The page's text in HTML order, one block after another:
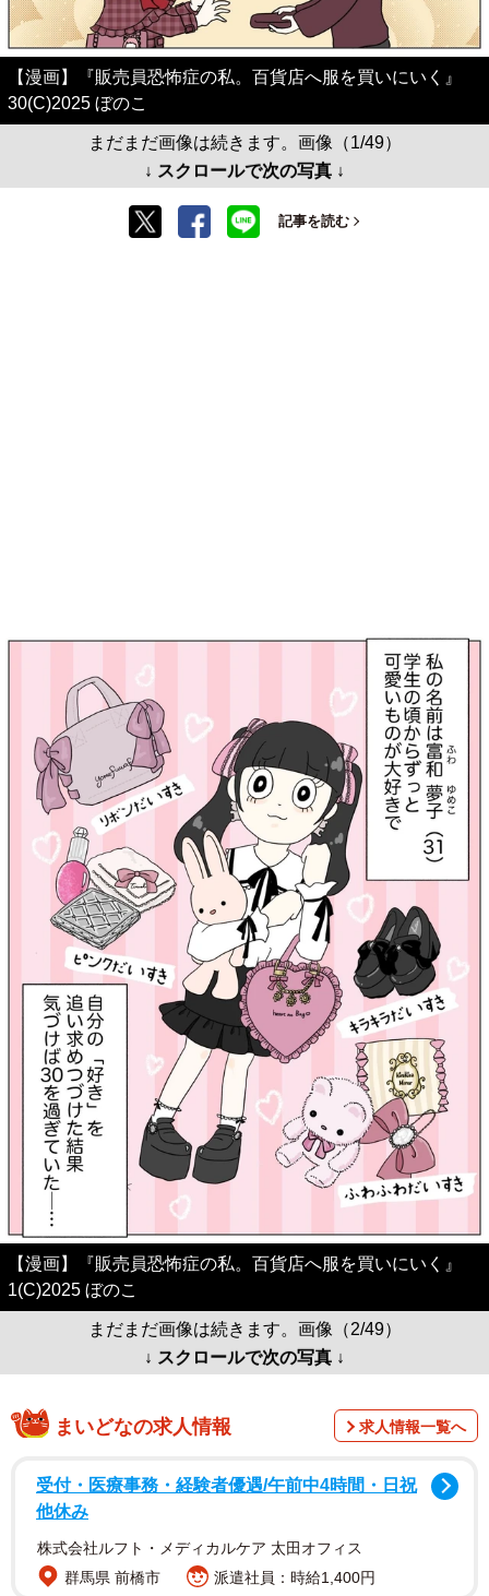
【漫画】『販売員恐怖症の私。百貨店へ服を買いにいく』
30(C)2025 ぼのこ
まだまだ画像は続きます。画像（1/49）
↓ スクロールで次の写真 ↓
記事を読む
【漫画】『販売員恐怖症の私。百貨店へ服を買いにいく』
1(C)2025 ぼのこ
まだまだ画像は続きます。画像（2/49）
↓ スクロールで次の写真 ↓
まいどなの求人情報 求人情報一覧へ
受付・医療事務・経験者優遇/午前中4時間・日祝
他休み
株式会社ルフト・メディカルケア 太田オフィス
群馬県 前橋市
派遣社員：時給1,400円